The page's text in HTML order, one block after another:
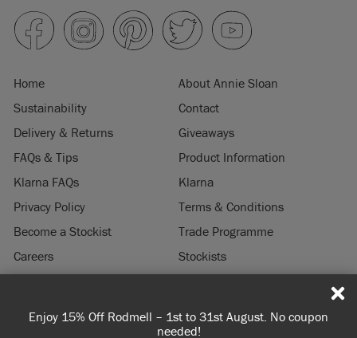
Enjoy 15% Off Rodmell – 1st to 31st August. No coupon
needed!
Home
About Annie Sloan
Sustainability
Contact
Delivery & Returns
Giveaways
FAQs & Tips
Product Information
Klarna FAQs
Klarna
Privacy Policy
Terms & Conditions
Become a Stockist
Trade Programme
Careers
Stockists
© 2026 ANNIE SLOAN INTERIORS LTD. "CHALK PAINT" is a registered trade
mark of Annie Sloan Interiors Ltd. in the US, CAN, AUS & NZ. "ANNIE SLOAN" is a